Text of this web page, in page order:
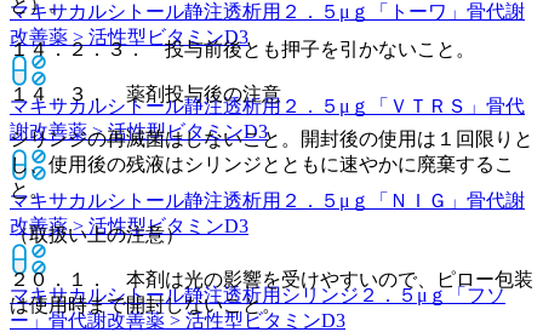
マキサカルシトール静注透析用２．５μｇ「トーワ」 骨代謝
改善薬 > 活性型ビタミンD3
マキサカルシトール静注透析用２．５μｇ「ＶＴＲＳ」 骨代
謝改善薬 > 活性型ビタミンD3
マキサカルシトール静注透析用２．５μｇ「ＮＩＧ」 骨代謝
改善薬 > 活性型ビタミンD3
マキサカルシトール静注透析用シリンジ２．５μｇ「フソ
ー」骨代謝改善薬 > 活性型ビタミンD3
１４．２．３． 投与前後とも押子を引かないこと。
１４．３． 薬剤投与後の注意
シリンジの再滅菌はしないこと。開封後の使用は１回限りと
し、使用後の残液はシリンジとともに速やかに廃棄するこ
と。
（取扱い上の注意）
２０．１． 本剤は光の影響を受けやすいので、ピロー包装
は使用時まで開封しないこと。